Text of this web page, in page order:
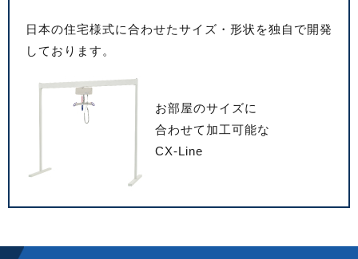
日本の住宅様式に合わせたサイズ・形状を独自で開発
しております。
お部屋のサイズに
合わせて 加工可能な
CX-Line